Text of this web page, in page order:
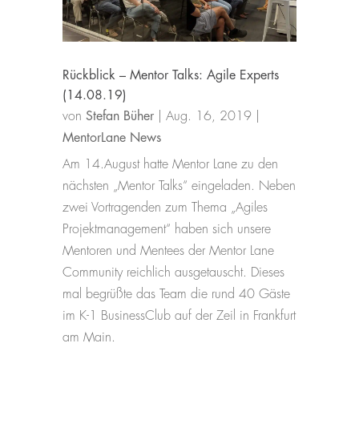
Rückblick – Mentor Talks: Agile Experts
(14.08.19)
vonStefan Büher |Aug. 16, 2019
MentorLane News
Am 14.August hatte Mentor Lane zu den
nächsten „Mentor Talks“ eingeladen. Neben
zwei Vortragenden zum Thema „Agiles
Projektmanagement“ haben sich unsere
Mentoren und Mentees der Mentor Lane
Community reichlich ausgetauscht. Dieses
mal begrüßte das Team die rund 40 Gäste
im K-1 BusinessClub auf der Zeil in Frankfurt
am Main.